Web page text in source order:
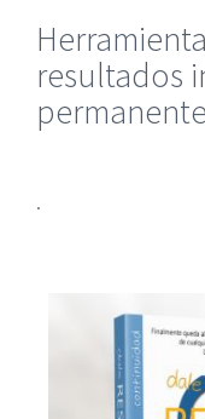
resultados
.